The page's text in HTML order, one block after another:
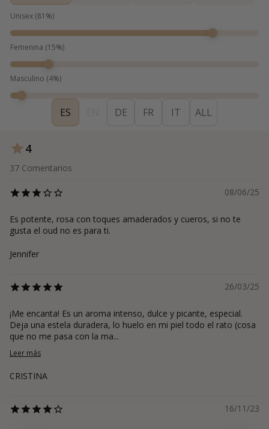
Unisex (81 %)
Femenina (15%)
Masculino (4%)
ES DE FR IT ALL
4
37 Comentarios
08/06/25
Es potente, rosa con toques amaderados y cueros, si no te
gusta el oud no es para ti.
Jennifer
26/03/25
¡Me encanta! Es un aroma intenso, dulce y picante, especial.
Deja una estela duradera, lo huelo en mi piel todo el rato (cosa
que no me pasa con la ma...
Leer más
CRISTINA
16/11/23